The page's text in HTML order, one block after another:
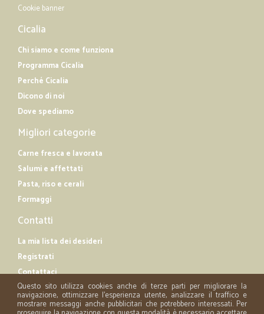
Cookie banner
Cicalia
Chi siamo e come funziona
Programma Cicalia
Perché Cicalia
Dicono di noi
Dove spediamo
Migliori categorie
Carne fresca e lavorata
Salumi e affettati
Pasta, riso e cerali
Formaggi
Contatti
La mia lista dei desideri
Registrati
Contattaci
Questo sito utilizza cookies anche di terze parti per migliorare la
navigazione, ottimizzare l'esperienza utente, analizzare il traffico e
mostrare messaggi anche pubblicitari che potrebbero interessati. Per